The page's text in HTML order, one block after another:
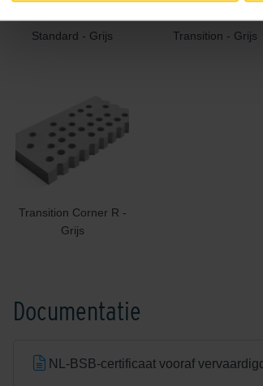
Standard - Grijs Transition - Grijs
Transition Corner R -
Grijs
Documentatie
NL-BSB-certificaat vooraf